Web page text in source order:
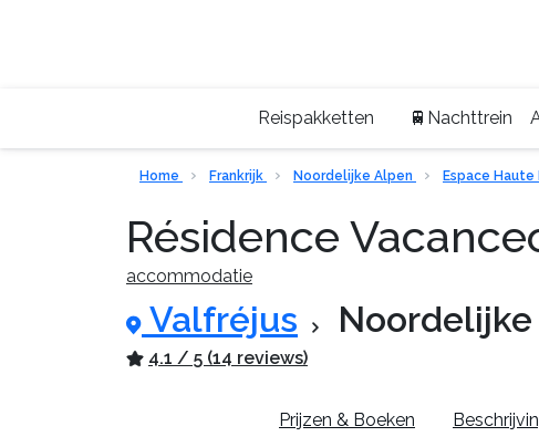
Reispakketten 🚆Nachttrein
Home Frankrijk Noordelijke Alpen Espace Haute
Résidence
accommodatie
Valfréjus
4.1 / 5 (14 reviews)
Prijzen & Boeken